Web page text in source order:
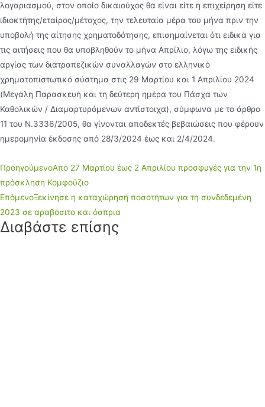
λογαριασμού, στον οποίο δικαιούχος θα είναι είτε η επιχείρηση είτε
ιδιοκτήτης/εταίρος/μέτοχος, την τελευταία μέρα του μήνα πριν την
υποβολή της αίτησης χρηματοδότησης, επισημαίνεται ότι ειδικά για
τις αιτήσεις που θα υποβληθούν το μήνα Απρίλιο, λόγω της ειδικής
αργίας των διατραπεζικών συναλλαγών στο ελληνικό
χρηματοπιστωτικό σύστημα στις 29 Μαρτίου και 1 Απριλίου 2024
(Μεγάλη Παρασκευή και τη δεύτερη ημέρα του Πάσχα των
Καθολικών / Διαμαρτυρόμενων αντίστοιχα), σύμφωνα με το άρθρο
11 του Ν.3336/2005, θα γίνονται αποδεκτές βεβαιώσεις που φέρουν
ημερομηνία έκδοσης από 28/3/2024 έως και 2/4/2024.
ΠροηγούμενοΑπό 27 Μαρτίου έως 2 Απριλίου προσφυγές για την 1η
πρόσκληση Κομφούζιο
ΕπόμενοΞεκίνησε η καταχώρηση ποσοτήτων για τη συνδεδεμένη
2023 σε αραβόσιτο και όσπρια
Διαβάστε επίσης